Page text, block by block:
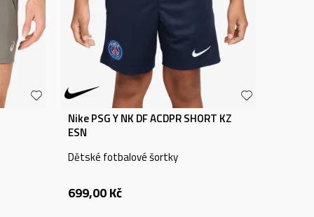
Nike PSG Y NK DF ACDPR SHORT KZ
ESN
Dětské fotbalové šortky
699,00Kč